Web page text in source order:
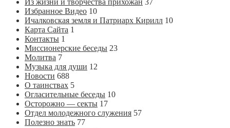
Избранное Видео 10
Ичалковская земля и Патриарх Кирилл 10
Карта Сайта 1
Контакты 1
Миссионерские беседы 23
Молитва 7
Музыка для души 12
Новости 688
О таинствах 5
Огласительные беседы 10
Осторожно — секты 17
Отдел молодежного служения 57
Полезно знать 77